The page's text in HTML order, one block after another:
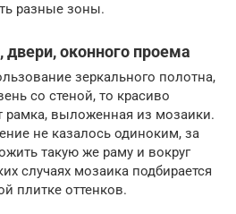
разные зоны.
оконного проема
зеркального полотна,
со стеной, то красиво
выложенная из мозаики.
не казалось одиноким, за
такую же раму и вокруг
случаях мозаика подбирается
плитке оттенков.